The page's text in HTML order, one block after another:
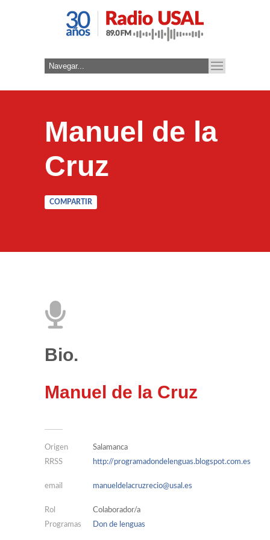
Manuel de la
Cruz
COMPARTIR
Bio.
Manuel de la Cruz
Origen
Salamanca
RRSS
http://programadondelenguas.blogspot.com.es
email manueldelacruzrecio@usal.es
Rol
Colaborador/a
Programas
Don de lenguas